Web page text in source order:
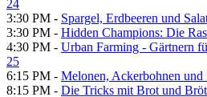
24
3:30 PM - Spargel, Erdbeeren und
3:30 PM - Hidden Champions: Die
4:30 PM - Urban Farming - Gärtnern
25
6:15 PM - Melonen, Ackerbohnen und
8:15 PM - Die Tricks mit Brot und